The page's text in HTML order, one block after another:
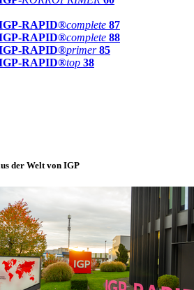
RAPID®complete 87
RAPID®complete 88
RAPID®primer 85
RAPID®top 38
der Welt von IGP